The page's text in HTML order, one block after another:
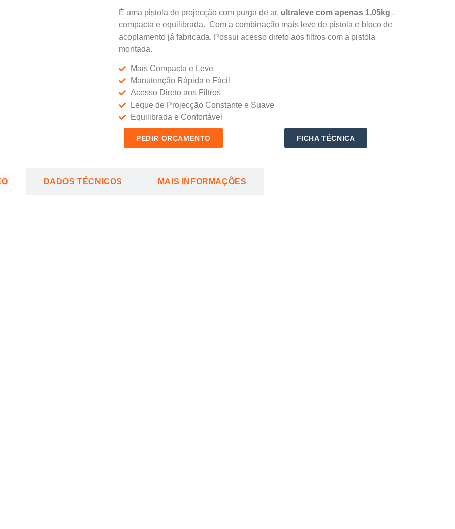
É uma pistola de projecção com purga de ar, ultraleve com apenas 1,05kg ,
compacta e equilibrada. Com a combinação mais leve de pistola e bloco de
acoplamento já fabricada. Possui acesso direto aos filtros com a pistola
montada.
Mais Compacta e Leve
Manutenção Rápida e Fácil
Acesso Direto aos Filtros
Leque de Projecção Constante e Suave
Equilibrada e Confortável
PEDIR ORÇAMENTO FICHA TÉCNICA
DADOS TÉCNICOS MAIS INFORMAÇÕES